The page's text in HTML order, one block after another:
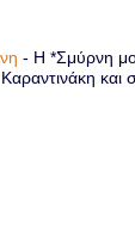
- Η *Σμύρνη
και